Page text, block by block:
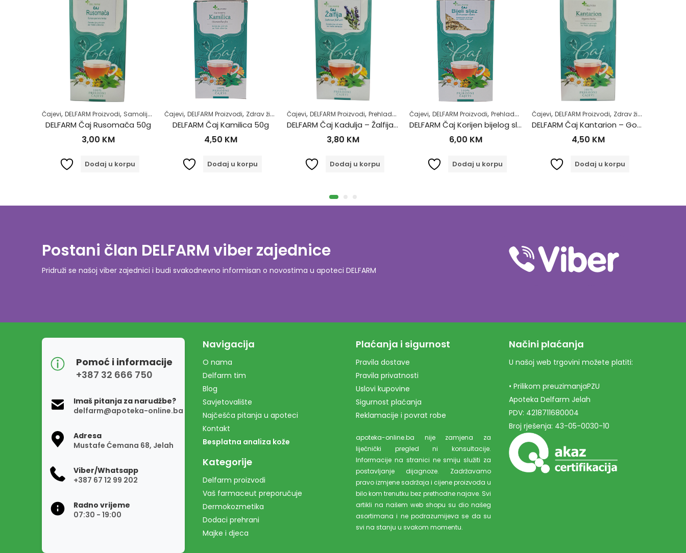
sistema
,Zdrav život
Čajevi, DELFARM Proizvodi, Samoliječenje ,Zdrav život,Žensko zdravlje
DELFARM Čaj Rusomača 50g
3,00 KM
Dodaj u korpu
Čajevi, DELFARM Proizvodi, Zdrav život
DELFARM Čaj Kamilica 50g
4,50 KM
Dodaj u korpu
Čajevi, DELFARM Proizvodi, Prehlada i gripa ,Zdrav život, Zdravlje usne šupljine Zubobolja
DELFARM Čaj Kadulja – Žalfija 50g
3,80 KM
Dodaj u korpu
Čajevi, DELFARM Proizvodi, Prehlada i gripa ,Samoliječenje,Zdrav život
DELFARM Čaj Korijen bijelog sljeza 50g
6,00 KM
Dodaj u korpu
Čajevi, DELFARM Proizvodi, Zdrav život
DELFARM Čaj Kantarion – Gospina trava 50g
4,50 KM
Dodaj u korpu
Postani član DELFARM viber zajednice
Pridruži se našoj viber zajednici i budi svakodnevno informisan o novostima u apoteci DELFARM
Pomoć i informacije
+387 32 666 750
Imaš pitanja za narudžbe?
delfarm@apoteka-online.ba
Adresa
Mustafe Ćemana 68, Jelah
Viber/Whatsapp
+387 67 12 99 202
Radno vrijeme
07:30 - 19:00
Navigacija
O nama
Delfarm tim
Blog
Savjetovalište
Najčešća pitanja u apoteci
Kontakt
Besplatna analiza kože
Kategorije
Delfarm proizvodi
Vaš farmaceut preporučuje
Dermokozmetika
Dodaci prehrani
Majke i djeca
Plaćanja i sigurnost
Pravila dostave
Pravila privatnosti
Uslovi kupovine
Sigurnost plaćanja
Reklamacije i povrat robe
apoteka-online.ba nije zamjena za
liječnički pregled ni konsultacije.
Informacije na stranici ne smiju služiti za
postavljanje dijagnoze. Zadržavamo
pravo izmjene sadržaja i cijene proizvoda u
bilo kom trenutku bez prethodne najave. Svi
artikli na našem web shopu su dio našeg
asortimana i ne podrazumijeva se da su
svi na stanju u svakom momentu.
Načini plaćanja
U našoj web trgovini možete platiti:
• Prilikom preuzimanjaPZU
Apoteka Delfarm Jelah
PDV: 4218711680004
Broj rješenja: 43-05-0030-10